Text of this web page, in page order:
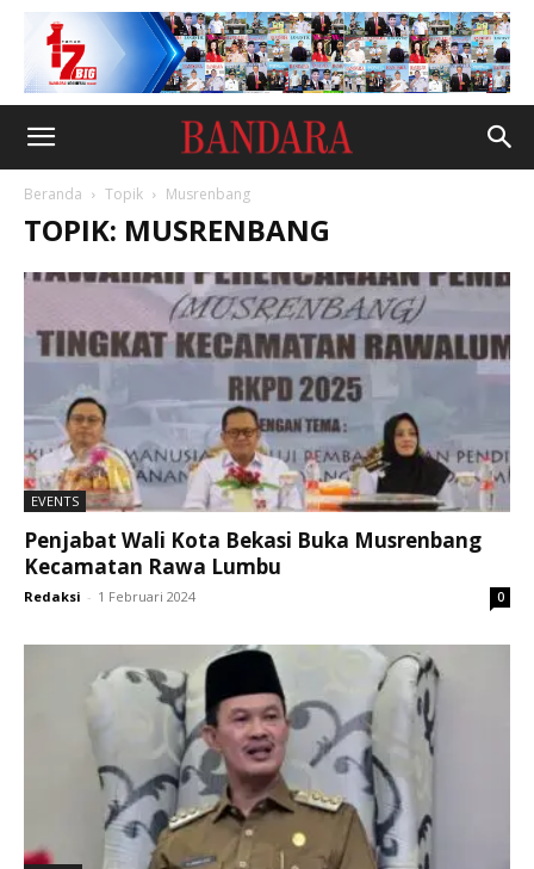
Beranda Topik Musrenbang
TOPIK: MUSRENBANG
EVENTS
Penjabat Wali Kota Bekasi Buka Musrenbang
Kecamatan Rawa Lumbu
Redaksi - 1 Februari 2024 0